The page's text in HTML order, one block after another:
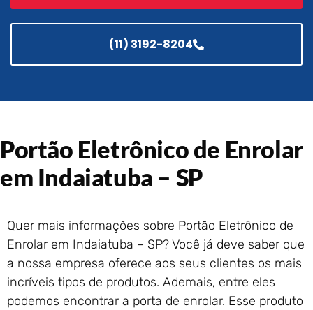
Aldeia – RJ
Portão de Garagem de
Enrolar em São João de
Enrolar em Rio das Ostras –
RJ
Portão de Garagem de
Enrolar em Petrópolis – RJ
Portão de Garagem de
Enrolar em Paraty – RJ
Portão de Garagem de
Enrolar em Nova Iguaçu – RJ
(11) 3192-8204
Portão Eletrônico de Enrolar
em Indaiatuba – SP
Quer mais informações sobre Portão Eletrônico de
Enrolar em Indaiatuba – SP? Você já deve saber que
a nossa empresa oferece aos seus clientes os mais
incríveis tipos de produtos. Ademais, entre eles
podemos encontrar a porta de enrolar. Esse produto